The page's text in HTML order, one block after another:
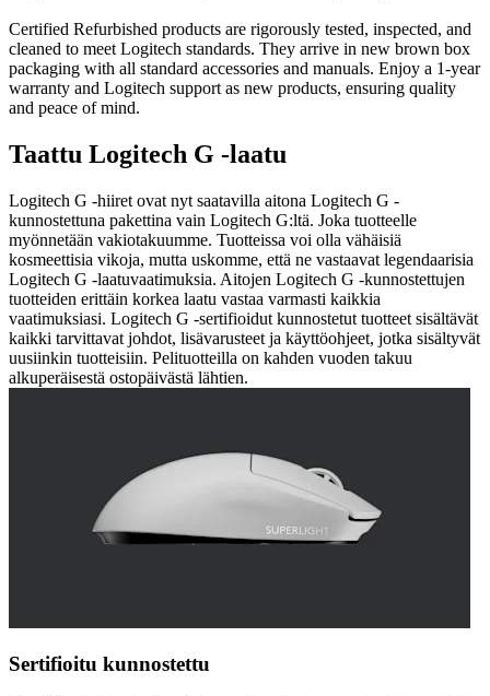
Certified Refurbished products are rigorously tested, inspected, and
cleaned to meet Logitech standards. They arrive in new brown box
packaging with all standard accessories and manuals. Enjoy a 1-year
warranty and Logitech support as new products, ensuring quality
and peace of mind.
Taattu Logitech G -laatu
Logitech G -hiiret ovat nyt saatavilla aitona Logitech G -
kunnostettuna pakettina vain Logitech G:ltä. Joka tuotteelle
myönnetään vakiotakuumme. Tuotteissa voi olla vähäisiä
kosmeettisia vikoja, mutta uskomme, että ne vastaavat legendaarisia
Logitech G -laatuvaatimuksia. Aitojen Logitech G -kunnostettujen
tuotteiden erittäin korkea laatu vastaa varmasti kaikkia
vaatimuksiasi. Logitech G -sertifioidut kunnostetut tuotteet sisältävät
kaikki tarvittavat johdot, lisävarusteet ja käyttöohjeet, jotka sisältyvät
uusiinkin tuotteisiin. Pelituotteilla on kahden vuoden takuu
alkuperäisestä ostopäivästä lähtien.
Sertifioitu kunnostettu